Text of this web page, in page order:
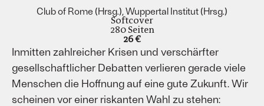
Club of Rome (Hrsg.), Wuppertal Institut (Hrsg.)
Softcover
280 Seiten
26 €
Inmitten zahlreicher Krisen und verschärfter
gesellschaftlicher Debatten verlieren gerade viele
Menschen die Hoffnung auf eine gute Zukunft. Wir
scheinen vor einer riskanten Wahl zu stehen: